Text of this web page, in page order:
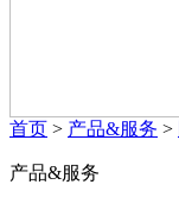
首页 > 产品&服务 >
产品&服务